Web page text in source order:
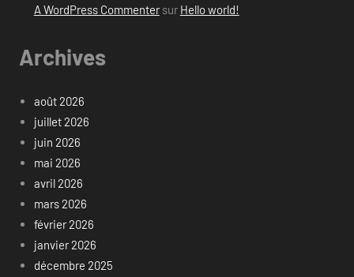
A WordPress Commentersur Hello world!
Archives
août 2026
juillet 2026
juin 2026
mai 2026
avril 2026
mars 2026
février 2026
janvier 2026
décembre 2025